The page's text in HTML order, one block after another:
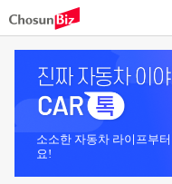
소소한 자동차 라이프부
요!